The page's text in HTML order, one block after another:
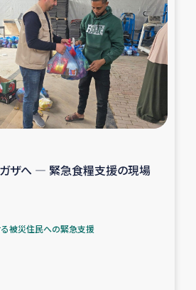
性をつなぐサリー・リサイクル・プロ
ジェクト
復興支援事業
民際教育事業
能登半島地震 緊急支援
ザへ ― 緊急食糧支援の現場
被災住民への緊急支援